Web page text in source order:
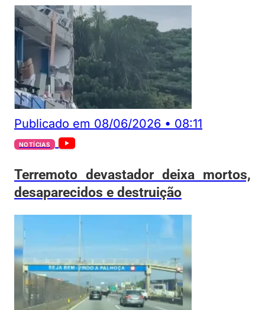
Publicado em 08/06/2026 • 08:11
NOTÍCIAS
Terremoto devastador deixa mortos,
desaparecidos e destruição